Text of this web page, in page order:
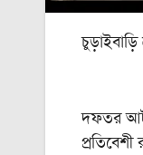
চুড়াইবাড়ি
উত্তর
দফতর